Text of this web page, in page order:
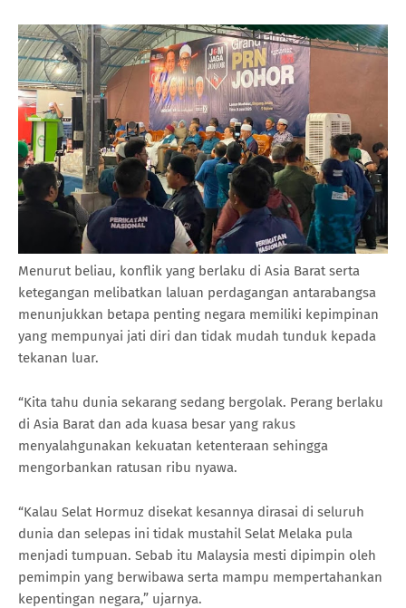
Menurut beliau, konflik yang berlaku di Asia Barat serta
ketegangan melibatkan laluan perdagangan antarabangsa
menunjukkan betapa penting negara memiliki kepimpinan
yang mempunyai jati diri dan tidak mudah tunduk kepada
tekanan luar.
“Kita tahu dunia sekarang sedang bergolak. Perang berlaku
di Asia Barat dan ada kuasa besar yang rakus
menyalahgunakan kekuatan ketenteraan sehingga
mengorbankan ratusan ribu nyawa.
“Kalau Selat Hormuz disekat kesannya dirasai di seluruh
dunia dan selepas ini tidak mustahil Selat Melaka pula
menjadi tumpuan. Sebab itu Malaysia mesti dipimpin oleh
pemimpin yang berwibawa serta mampu mempertahankan
kepentingan negara,” ujarnya.